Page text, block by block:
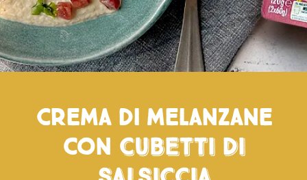
Crema di melanzane
con cubetti di